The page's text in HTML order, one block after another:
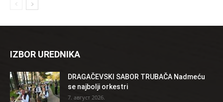
IZBOR UREDNIKA
DRAGAČEVSKI SABOR TRUBAČA Nadmeću
se najbolji orkestri
7. август 2026.